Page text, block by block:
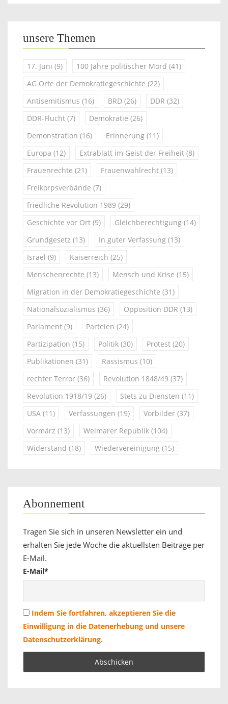
unsere Themen
17. Juni (9) 100 Jahre politischer Mord (41)
AG Orte der Demokratiegeschichte (22)
Antisemitismus (16) BRD (26) DDR (32)
DDR-Flucht (7) Demokratie (26)
Demonstration (16) Erinnerung (11)
Europa (12) Extrablatt im Geist der Freiheit (8)
Frauenrechte (21) Frauenwahlrecht (13)
Freikorpsverbände (7)
friedliche Revolution 1989 (29)
Geschichte vor Ort (9) Gleichberechtigung (14)
Grundgesetz (13) In guter Verfassung (13)
Israel (9) Kaiserreich (25)
Menschenrechte (13) Mensch und Krise (15)
Migration in der Demokratiegeschichte (31)
Nationalsozialismus (36) Opposition DDR (13)
Parlament (9) Parteien (24)
Partizipation (15) Politik (30) Protest (20)
Publikationen (31) Rassismus (10)
rechter Terror (36) Revolution 1848/49 (37)
Revolution 1918/19 (26) Stets zu Diensten (11)
USA (11) Verfassungen (19) Vorbilder (37)
Vormärz (13) Weimarer Republik (104)
Widerstand (18) Wiedervereinigung (15)
Abonnement
Tragen Sie sich in unseren Newsletter ein und
erhalten Sie jede Woche die aktuellsten Beiträge per
E-Mail.
E-Mail*
Indem Sie fortfahren, akzeptieren Sie die
Einwilligung in die Datenerhebung und unsere
Datenschutzerklärung.